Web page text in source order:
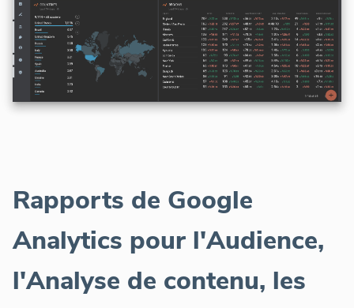
Rapports de Google
Analytics pour l'Audience,
l'Analyse de contenu, les